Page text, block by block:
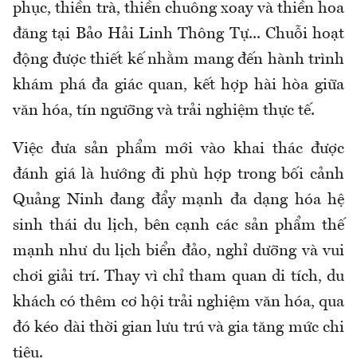
phục, thiền trà, thiền chuông xoay và thiền hoa
đăng tại Bảo Hải Linh Thông Tự... Chuỗi hoạt
động được thiết kế nhằm mang đến hành trình
khám phá đa giác quan, kết hợp hài hòa giữa
văn hóa, tín ngưỡng và trải nghiệm thực tế.
Việc đưa sản phẩm mới vào khai thác được
đánh giá là hướng đi phù hợp trong bối cảnh
Quảng Ninh đang đẩy mạnh đa dạng hóa hệ
sinh thái du lịch, bên cạnh các sản phẩm thế
mạnh như du lịch biển đảo, nghỉ dưỡng và vui
chơi giải trí. Thay vì chỉ tham quan di tích, du
khách có thêm cơ hội trải nghiệm văn hóa, qua
đó kéo dài thời gian lưu trú và gia tăng mức chi
tiêu.